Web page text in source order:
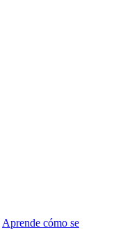
Aprende cómo se